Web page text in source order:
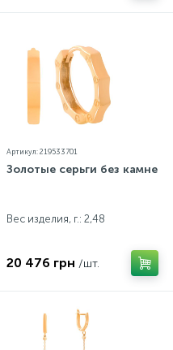
Артикул: 219533701
Золотые серьги без камней
Вес изделия, г.: 2,48
20 476 грн /шт.